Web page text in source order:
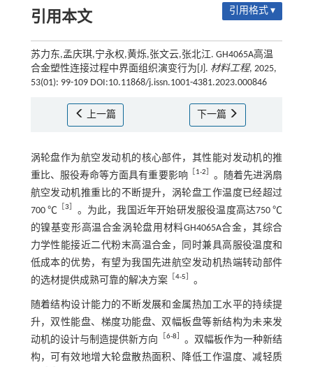
引用本文 引用格式 ▾
苏力东,孟庆琪,宁永权,黄烁,张文云,张北江. GH4065A高温
合金塑性连接过程中界面组织演变行为[J]. 材料工程, 2025,
53(01): 99-109 DOI:10.11868/j.issn.1001-4381.2023.000846
上一篇 下一篇
涡轮盘作为航空发动机的核心部件，其性能对发动机的推
重比、服役寿命等方面具有重要影响 ［1-2］ 。随着先进涡扇
航空发动机推重比的不断提升，涡轮盘工作温度已经超过
700 ℃ ［3］ 。为此，我国近年开始研发服役温度高达750 ℃
的镍基变形高温合金涡轮盘用材料GH4065A合金，其综合
力学性能接近二代粉末高温合金，同时兼具高服役温度和
低成本的优势，有望为我国先进航空发动机热端转动部件
的选材提供成熟可靠的解决方案［4-5］ 。
随着结构设计能力的不断发展和金属热加工水平的持续提
升，双性能盘、梯度功能盘、双幅板盘等新结构为未来发
动机的设计与制造提供新方向
［6-8］ 。双幅板作为一种新结
构，可有效地增大轮盘散热面积、降低工作温度、减轻质